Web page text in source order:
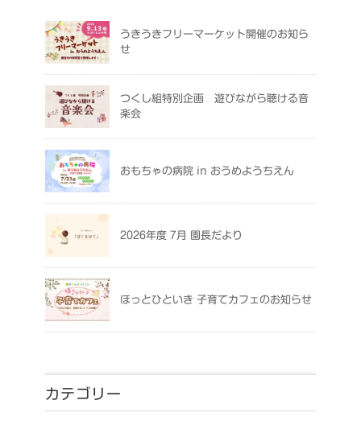
うきうきフリーマーケット開催のお知ら
せ
つくし組特別企画 遊びながら聴ける音
楽会
おもちゃの病院 in おうめようちえん
2026年度 7月 園長だより
ほっとひといき 子育てカフェのお知らせ
カテゴリー